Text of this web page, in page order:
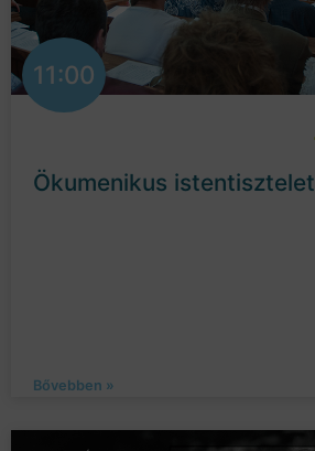
11:00
Ökumenikus istentisztelet
Bővebben »